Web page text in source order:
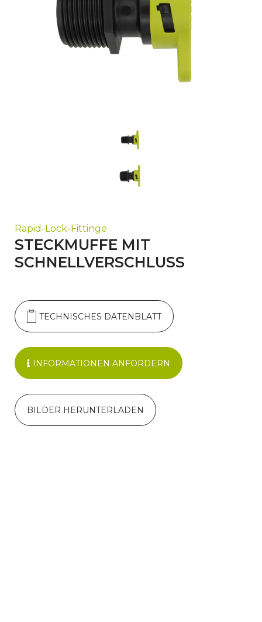
Rapid-Lock-Fittinge
STECKMUFFE MIT
SCHNELLVERSCHLUSS
TECHNISCHES DATENBLATT
INFORMATIONEN ANFORDERN
BILDER HERUNTERLADEN